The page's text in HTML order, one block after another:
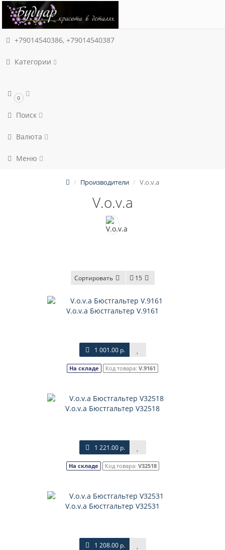
+79014540386, +79014540387
Категории
0
Поиск
Валюта
Меню
Производители V.o.v.a
V.o.v.a
Сортировать 15
V.o.v.a Бюстгальтер V.9161
1 001.00 р.
На складе Код товара: V.9161
V.o.v.a Бюстгальтер V32518
1 221.00 р.
На складе Код товара: V32518
V.o.v.a Бюстгальтер V32531
1 208.00 р.